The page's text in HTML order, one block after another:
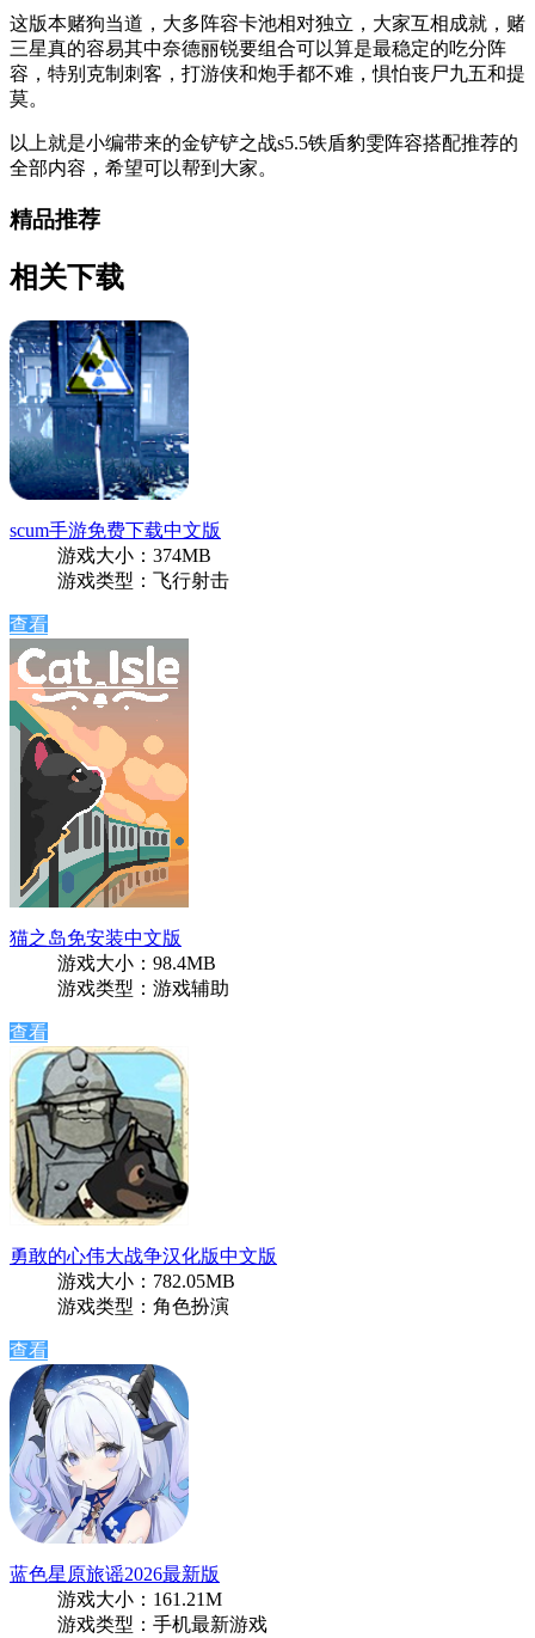
这版本赌狗当道，大多阵容卡池相对独立，大家互相成就，赌
三星真的容易其中奈德丽锐要组合可以算是最稳定的吃分阵
容，特别克制刺客，打游侠和炮手都不难，惧怕丧尸九五和提
莫。
以上就是小编带来的金铲铲之战s5.5铁盾豹雯阵容搭配推荐的
全部内容，希望可以帮到大家。
精品推荐
相关下载
scum手游免费下载中文版
游戏大小：374MB
游戏类型：飞行射击
查看
猫之岛免安装中文版
游戏大小：98.4MB
游戏类型：游戏辅助
查看
勇敢的心伟大战争汉化版中文版
游戏大小：782.05MB
游戏类型：角色扮演
查看
蓝色星原旅谣2026最新版
游戏大小：161.21M
游戏类型：手机最新游戏